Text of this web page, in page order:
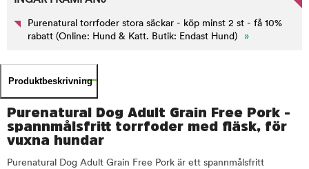
Purenatural torrfoder stora säckar - köp minst 2 st - få 10%
rabatt (Online: Hund & Katt. Butik: Endast Hund)
»
Produktbeskrivning
Purenatural Dog Adult Grain Free Pork -
spannmålsfritt torrfoder med fläsk, för
vuxna hundar
Purenatural Dog Adult Grain Free Pork är ett spannmålsfritt